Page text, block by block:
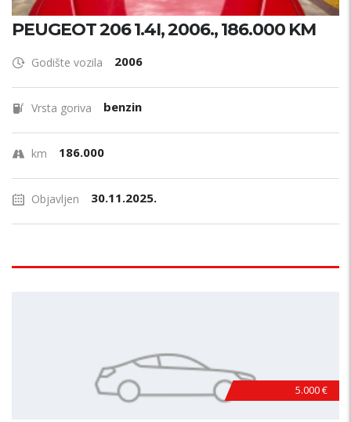
PEUGEOT 206 1.4I, 2006., 186.000 KM
Godište vozila 2006
Vrsta goriva benzin
km 186.000
Objavljen 30.11.2025.
5.000 €